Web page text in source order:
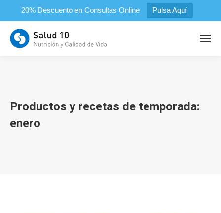
20% Descuento en Consultas Online Pulsa Aquí
Productos y recetas de temporada:
enero